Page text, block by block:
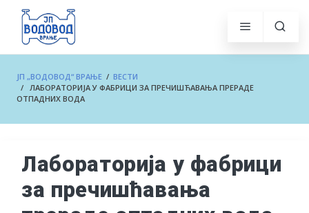
ЈП „ВОДОВОД“ ВРАЊЕ / ВЕСТИ
/ ЛАБОРАТОРИЈА У ФАБРИЦИ ЗА ПРЕЧИШЋАВАЊА ПРЕРАДЕ
ОТПАДНИХ ВОДА
Лабораторија у фабрици
за пречишћавања